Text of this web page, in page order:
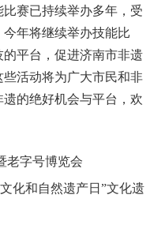
赛已持续举办多年，受
年将继续举办技能比
平台，促进济南市非遗
活动将为广大市民和非
的绝好机会与平台，欢
老字号博览会
化和自然遗产日”文化遗